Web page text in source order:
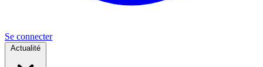
Se connecter
Actualité